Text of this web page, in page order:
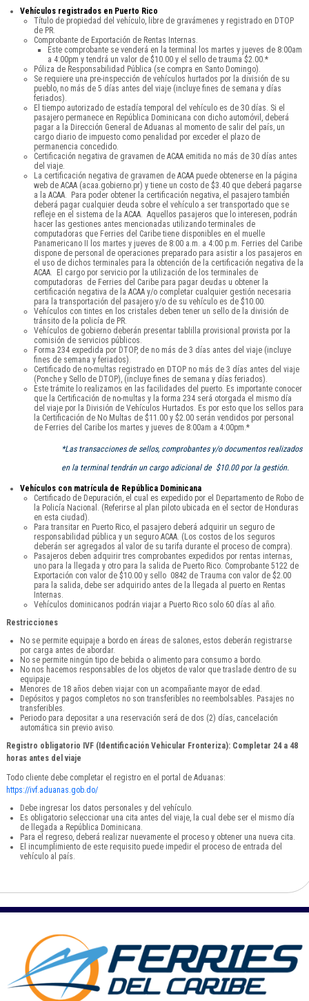
Vehículos registrados en Puerto Rico
Título de propiedad del vehículo, libre de gravámenes y registrado en DTOP
de PR.
Comprobante de Exportación de Rentas Internas.
Este comprobante se venderá en la terminal los martes y jueves de 8:00am
a 4:00pm y tendrá un valor de $10.00 y el sello de trauma $2.00.*
Póliza de Responsabilidad Pública (se compra en Santo Domingo).
Se requiere una pre-inspección de vehículos hurtados por la división de su
pueblo, no más de 5 días antes del viaje (incluye fines de semana y días
feriados).
El tiempo autorizado de estadía temporal del vehículo es de 30 días. Si el
pasajero permanece en República Dominicana con dicho automóvil, deberá
pagar a la Dirección General de Aduanas al momento de salir del país, un
cargo diario de impuesto como penalidad por exceder el plazo de
permanencia concedido.
Certificación negativa de gravamen de ACAA emitida no más de 30 días antes
del viaje.
La certificación negativa de gravamen de ACAA puede obtenerse en la página
web de ACAA (acaa.gobierno.pr) y tiene un costo de $3.40 que deberá pagarse
a la ACAA. Para poder obtener la certificación negativa, el pasajero también
deberá pagar cualquier deuda sobre el vehículo a ser transportado que se
refleje en el sistema de la ACAA. Aquellos pasajeros que lo interesen, podrán
hacer las gestiones antes mencionadas utilizando terminales de
computadoras que Ferries del Caribe tiene disponibles en el muelle
Panamericano II los martes y jueves de 8:00 a.m. a 4:00 p.m. Ferries del Caribe
dispone de personal de operaciones preparado para asistir a los pasajeros en
el uso de dichos terminales para la obtención de la certificación negativa de la
ACAA. El cargo por servicio por la utilización de los terminales de
computadoras de Ferries del Caribe para pagar deudas u obtener la
certificación negativa de la ACAA y/o completar cualquier gestión necesaria
para la transportación del pasajero y/o de su vehículo es de $10.00.
Vehículos con tintes en los cristales deben tener un sello de la división de
tránsito de la policía de PR.
Vehículos de gobierno deberán presentar tablilla provisional provista por la
comisión de servicios públicos.
Forma 234 expedida por DTOP, de no más de 3 días antes del viaje (incluye
fines de semana y feriados).
Certificado de no-multas registrado en DTOP no más de 3 días antes del viaje
(Ponche y Sello de DTOP), (incluye fines de semana y días feriados).
Este trámite lo realizamos en las facilidades del puerto. Es importante conocer
que la Certificación de no-multas y la forma 234 será otorgada el mismo día
del viaje por la División de Vehículos Hurtados. Es por esto que los sellos para
la Certificación de No Multas de $11.00 y $2.00 serán vendidos por personal
de Ferries del Caribe los martes y jueves de 8:00am a 4:00pm.*
*Las transacciones de sellos, comprobantes y/o documentos realizados
en la terminal tendrán un cargo adicional de $10.00 por la gestión.
Vehículos con matrícula de República Dominicana
Certificado de Depuración, el cual es expedido por el Departamento de Robo de
la Policía Nacional. (Referirse al plan piloto ubicada en el sector de Honduras
en esta ciudad).
Para transitar en Puerto Rico, el pasajero deberá adquirir un seguro de
responsabilidad pública y un seguro ACAA. (Los costos de los seguros
deberán ser agregados al valor de su tarifa durante el proceso de compra).
Pasajeros deben adquirir tres comprobantes expedidos por rentas internas,
uno para la llegada y otro para la salida de Puerto Rico. Comprobante 5122 de
Exportación con valor de $10.00 y sello 0842 de Trauma con valor de $2.00
para la salida, debe ser adquirido antes de la llegada al puerto en Rentas
Internas.
Vehículos dominicanos podrán viajar a Puerto Rico solo 60 días al año.
Restricciones
No se permite equipaje a bordo en áreas de salones, estos deberán registrarse
por carga antes de abordar.
No se permite ningún tipo de bebida o alimento para consumo a bordo.
No nos hacemos responsables de los objetos de valor que traslade dentro de su
equipaje.
Menores de 18 años deben viajar con un acompañante mayor de edad.
Depósitos y pagos completos no son transferibles no reembolsables. Pasajes no
transferibles.
Periodo para depositar a una reservación será de dos (2) días, cancelación
automática sin previo aviso.
Registro obligatorio IVF (Identificación Vehicular Fronteriza): Completar 24 a 48
horas antes del viaje
Todo cliente debe completar el registro en el portal de Aduanas:
https://ivf.aduanas.gob.do/
Debe ingresar los datos personales y del vehículo.
Es obligatorio seleccionar una cita antes del viaje, la cual debe ser el mismo día
de llegada a República Dominicana.
Para el regreso, deberá realizar nuevamente el proceso y obtener una nueva cita.
El incumplimiento de este requisito puede impedir el proceso de entrada del
vehículo al país.